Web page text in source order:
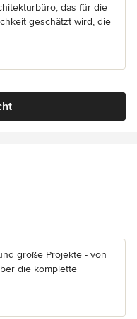
das für die
geschätzt wird, die
5 Sternen
große Projekte - von
die komplette